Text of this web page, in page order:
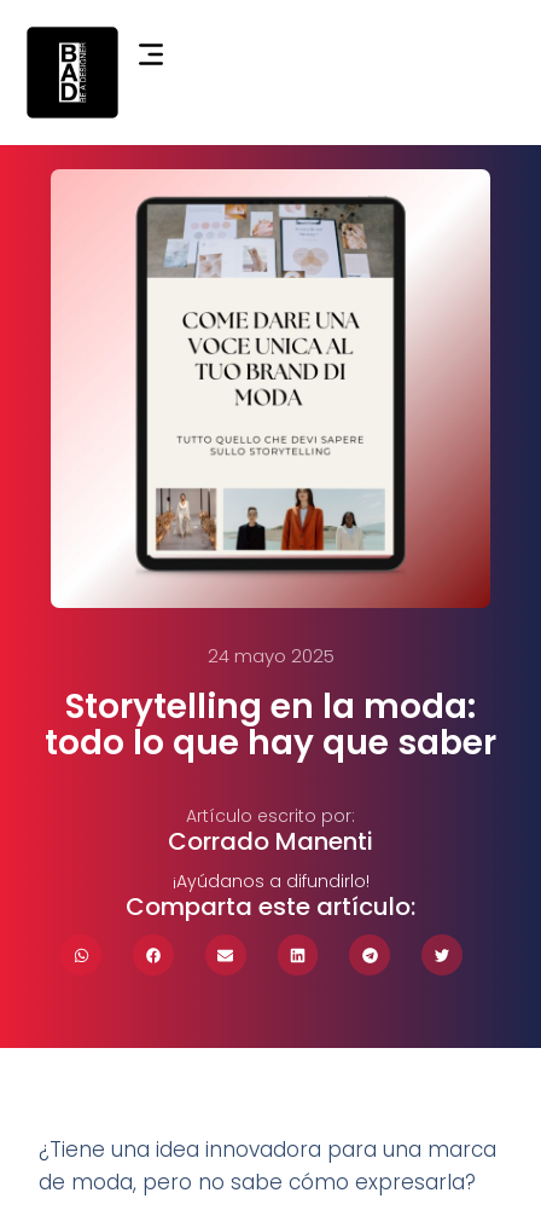
24 mayo 2025
Storytelling en la moda:
todo lo que hay que saber
Artículo escrito por:
Corrado Manenti
¡Ayúdanos a difundirlo!
Comparta este artículo:
¿Tiene una idea innovadora para una marca
de moda, pero no sabe cómo expresarla?